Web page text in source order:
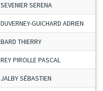
SEVENIER SERENA
DUVERNEY-GUICHARD ADRIEN
BARD THIERRY
REY PIROLLE PASCAL
JALBY SÉBASTIEN